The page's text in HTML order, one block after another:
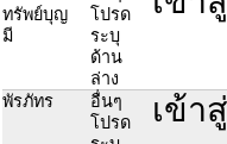
ทรัพย์บุญ
มี
โปรด
ระบุ
ด้าน
ล่าง
พัรภัทร
อื่นๆ
โปรด
เข้า